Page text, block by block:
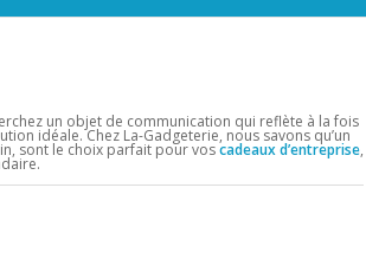
un objet de communication qui reflète à la fois
idéale. Chez La-Gadgeterie, nous savons qu’un
sont le choix parfait pour voscadeaux d’entreprise,